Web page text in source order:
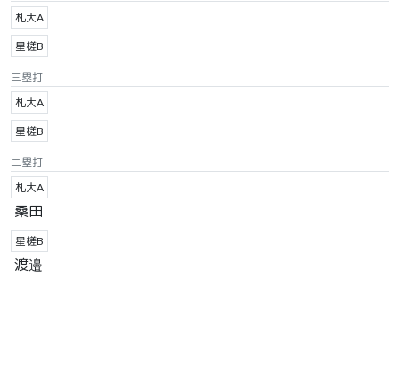
札大A
星槎B
三塁打
札大A
星槎B
二塁打
札大A
桑田
星槎B
渡邉